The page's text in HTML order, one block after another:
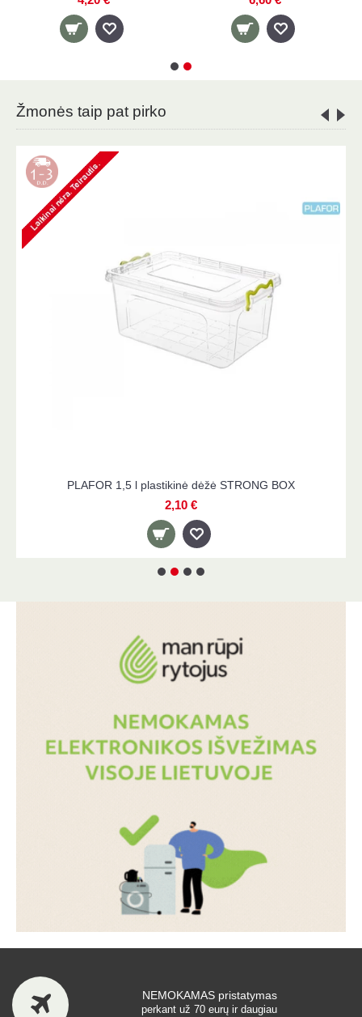
Žmonės taip pat pirko
dėžė STRONG BOX BAMBINO MIO
NEMOKAMAS pristatymas
perkant už 70 eurų ir daugiau